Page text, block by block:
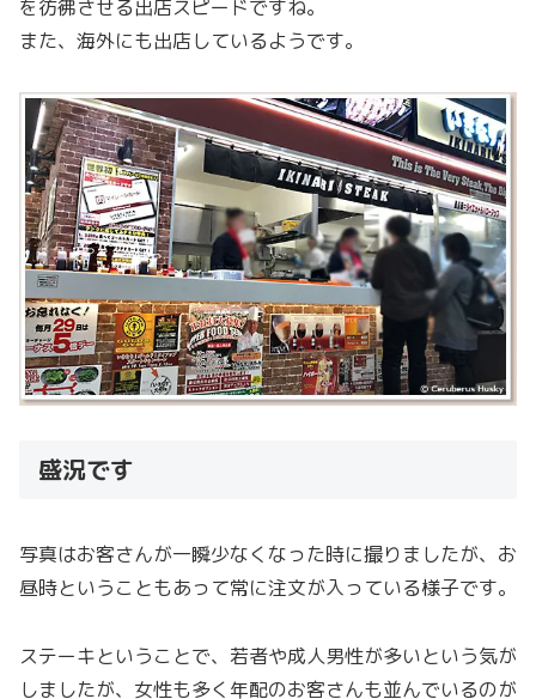
を彷彿させる出店スピードですね。
また、海外にも出店しているようです。
盛況です
写真はお客さんが一瞬少なくなった時に撮りましたが、お
昼時ということもあって常に注文が入っている様子です。
ステーキということで、若者や成人男性が多いという気が
しましたが、女性も多く年配のお客さんも並んでいるのが